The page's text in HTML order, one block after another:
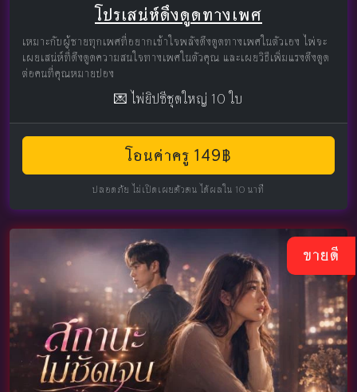
โปรเสน่ห์ดึงดูดทางเพศ
เหมาะกับผู้ชายทุกเพศที่อยากเข้าใจพลังดึงดูดทางเพศในตัวเอง ไพ่จะ
เผยเสน่ห์ที่ดึงดูดความสนใจทางเพศในตัวคุณ และเผยวิธีเพิ่มแรงดึงดูด
ต่อคนที่คุณหมายปอง
💌 ไพ่ยิปซีชุดใหญ่ 10 ใบ
โอนค่าครู 149฿
ปลอดภัย ไม่เปิดเผยตัวตน ได้ผลใน 10 นาที
ขายดี